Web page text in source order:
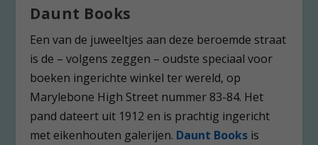
Daunt Books
Een van de juweeltjes aan deze beroemde straat
is de – volgens zeggen – oudste speciaal voor
boeken ingerichte winkel ter wereld, op
Marylebone High Street nummer 83-84. Het
pand dateert uit 1912 en is prachtig ingericht
met eikenhouten galerijen. Daunt Books is